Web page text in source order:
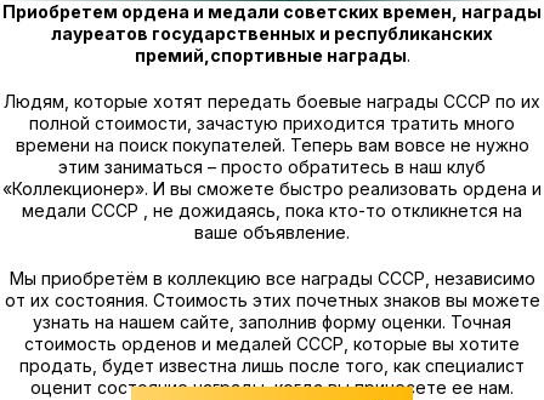
Приобретем ордена и медали советских времен, награды
лауреатов государственных и республиканских
премий,спортивные награды.
Людям, которые хотят передать боевые награды СССР по их
полной стоимости, зачастую приходится тратить много
времени на поиск покупателей. Теперь вам вовсе не нужно
этим заниматься – просто обратитесь в наш клуб
«Коллекционер». И вы сможете быстро реализовать ордена и
медали СССР , не дожидаясь, пока кто-то откликнется на
ваше объявление.
Мы приобретём в коллекцию все награды СССР, независимо
от их состояния. Стоимость этих почетных знаков вы можете
узнать на нашем сайте, заполнив форму оценки. Точная
стоимость орденов и медалей СССР, которые вы хотите
продать, будет известна лишь после того, как специалист
оценит состояние награды, когда вы принесете ее нам.